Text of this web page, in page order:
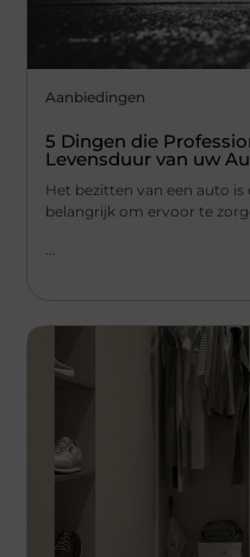
Aanbiedingen
5 Dingen die
Levensduur van uw
Het bezitten van een auto
belangrijk om ervoor te